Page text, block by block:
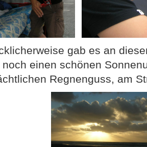
gab es an
noch einen schönen
Regnenguss, am